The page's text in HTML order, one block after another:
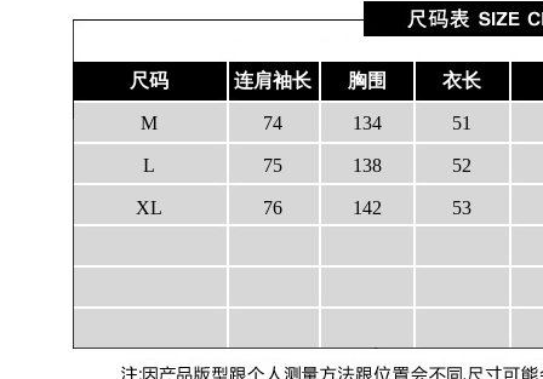
尺码 连肩袖长 胸围 衣长
M 74 134 51
L 75 138 52
XL 76 142 53